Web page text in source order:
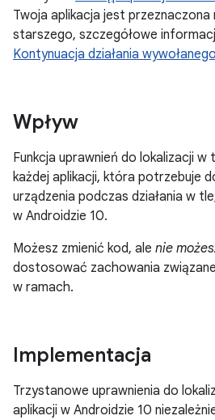
Twoja aplikacja jest przeznaczona
starszego, szczegółowe
Kontynuacja działania
Wpływ
Funkcja uprawnień do lokalizacji
każdej aplikacji, która potrzebuje
urządzenia podczas działania w
w Androidzie 10.
Możesz zmienić kod, ale nie
dostosować zachowania
w ramach.
Implementacja
Trzystanowe uprawnienia do
aplikacji w Androidzie 10